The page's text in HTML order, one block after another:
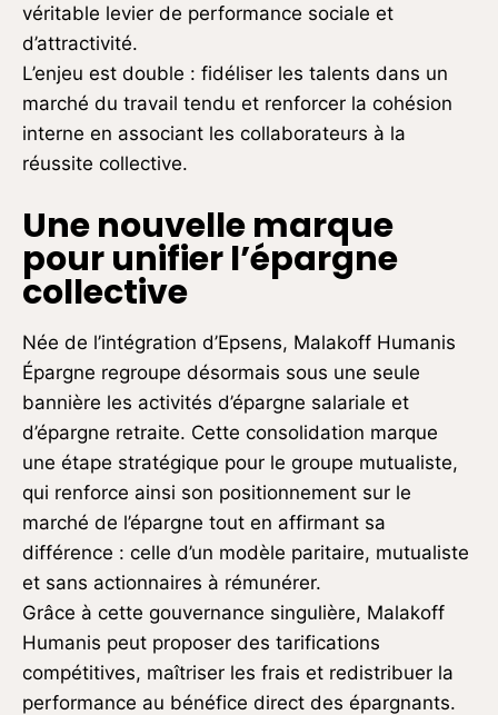
véritable levier de performance sociale et
d’attractivité.
L’enjeu est double : fidéliser les talents dans un
marché du travail tendu et renforcer la cohésion
interne en associant les collaborateurs à la
réussite collective.
Une nouvelle marque
pour unifier l’épargne
collective
Née de l’intégration d’Epsens, Malakoff Humanis
Épargne regroupe désormais sous une seule
bannière les activités d’épargne salariale et
d’épargne retraite. Cette consolidation marque
une étape stratégique pour le groupe mutualiste,
qui renforce ainsi son positionnement sur le
marché de l’épargne tout en affirmant sa
différence : celle d’un modèle paritaire, mutualiste
et sans actionnaires à rémunérer.
Grâce à cette gouvernance singulière, Malakoff
Humanis peut proposer des tarifications
compétitives, maîtriser les frais et redistribuer la
performance au bénéfice direct des épargnants.